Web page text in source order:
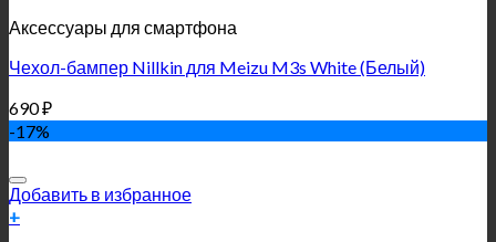
Аксессуары для смартфона
Чехол-бампер Nillkin для Meizu M3s White (Белый)
690₽
-17%
Добавить в избранное
+